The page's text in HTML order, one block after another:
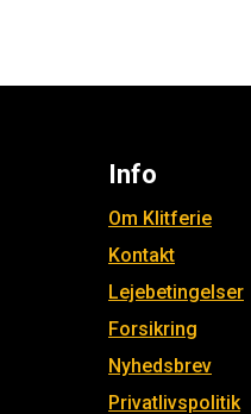
Info
Om Klitferie
Kontakt
Lejebetingelser
Forsikring
Nyhedsbrev
Privatlivspolitik